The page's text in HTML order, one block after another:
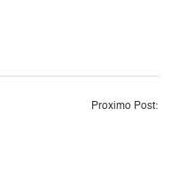
Proximo Post: